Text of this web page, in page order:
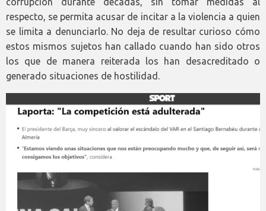
respecto, se permita acusar de incitar a la violencia a quien
se limita a denunciarlo. No deja de resultar curioso cómo
estos mismos sujetos han callado cuando han sido otros
los que de manera reiterada los han desacreditado o
generado situaciones de hostilidad.